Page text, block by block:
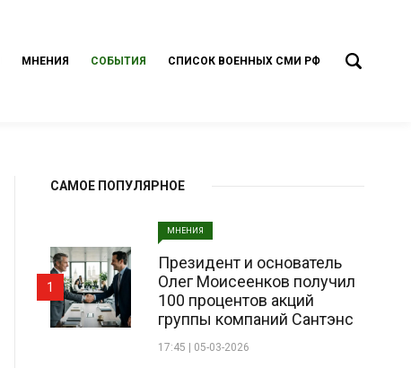
МНЕНИЯ СОБЫТИЯ СПИСОК ВОЕННЫХ СМИ РФ
САМОЕ ПОПУЛЯРНОЕ
МНЕНИЯ
Президент и основатель
Олег Моисеенков получил
100 процентов акций
группы компаний Сантэнс
17:45 | 05-03-2026
1